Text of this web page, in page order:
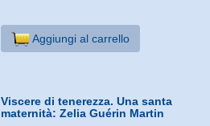
Aggiungi al carrello
Viscere di tenerezza. Una santa
maternità: Zelia Guérin Martin